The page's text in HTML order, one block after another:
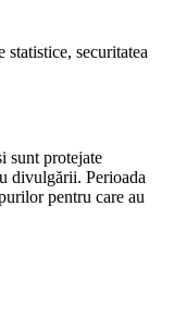
securitatea
sunt protejate
divulgării. Perioada
pentru care au